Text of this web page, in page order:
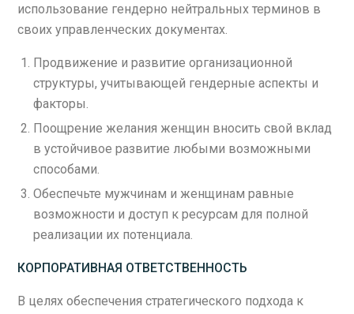
использование гендерно нейтральных терминов в
своих управленческих документах.
Продвижение и развитие организационной
структуры, учитывающей гендерные аспекты и
факторы.
Поощрение желания женщин вносить свой вклад
в устойчивое развитие любыми возможными
способами.
Обеспечьте мужчинам и женщинам равные
возможности и доступ к ресурсам для полной
реализации их потенциала.
КОРПОРАТИВНАЯ ОТВЕТСТВЕННОСТЬ
В целях обеспечения стратегического подхода к